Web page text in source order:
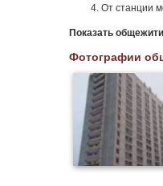
От станции
Показать
Фотографии